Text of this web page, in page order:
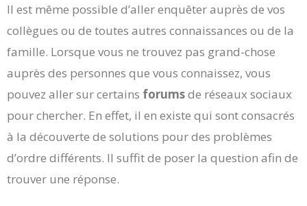
Il est même possible d’aller enquêter auprès de vos
collègues ou de toutes autres connaissances ou de la
famille. Lorsque vous ne trouvez pas grand-chose
auprès des personnes que vous connaissez, vous
pouvez aller sur certains forumsde réseaux sociaux
pour chercher. En effet, il en existe qui sont consacrés
à la découverte de solutions pour des problèmes
d’ordre différents. Il suffit de poser la question afin de
trouver une réponse.